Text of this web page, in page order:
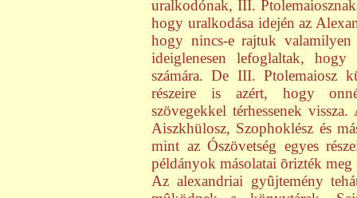
uralkodónak, III.
hogy uralkodása idején az
hogy nincs-e rajtuk
ideiglenesen lefoglaltak, hogy
számára. De III. Ptolemaiosz
részeire is azért, hogy
szövegekkel térhessenek
Aiszkhülosz, Szophoklész és
mint az Ószövetség egyes
példányok másolatai õrizték meg
Az alexandriai gyûjtemény